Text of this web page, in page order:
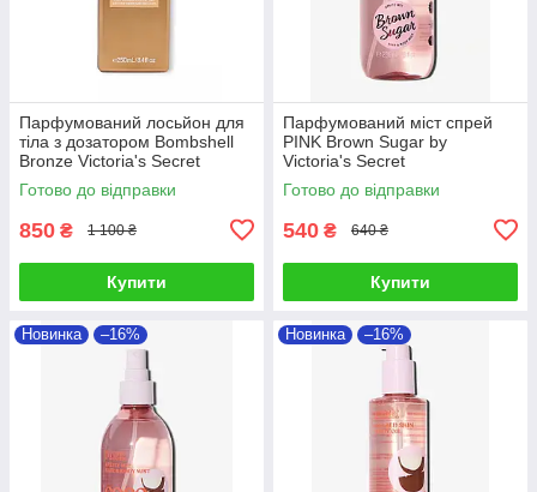
Парфумований лосьйон для
тіла з дозатором Bombshell
Bronze Victoria's Secret
Готово до відправки
850 ₴ 1 100 ₴
Купити
Парфумований міст спрей
PINK Brown Sugar by
Victoria's Secret
Готово до відправки
540 ₴ 640 ₴
Купити
Новинка –16% Новинка –16%